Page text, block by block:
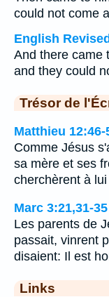
could not come
English
And there came
and they could
Trésor de
Matthieu 12:46-
Comme Jésus
sa mère et ses
cherchèrent à
Marc 3:21,31-35
Les parents de
passait, vinrent
disaient: Il est
Links